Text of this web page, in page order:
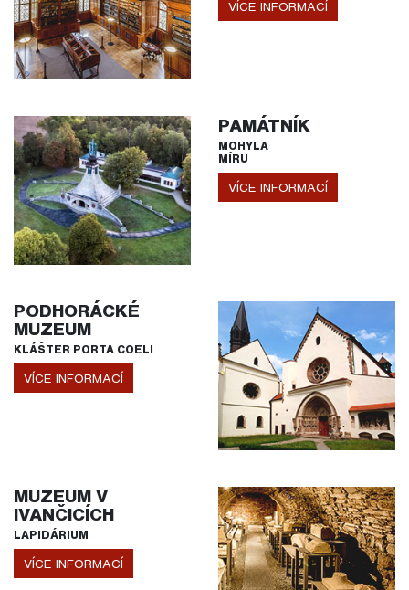
VÍCE INFORMACÍ
PAMÁTNÍK
MOHYLA
MÍRU
VÍCE INFORMACÍ
PODHORÁCKÉ
MUZEUM
KLÁŠTER PORTA COELI
VÍCE INFORMACÍ
MUZEUM V
IVANČICÍCH
LAPIDÁRIUM
VÍCE INFORMACÍ